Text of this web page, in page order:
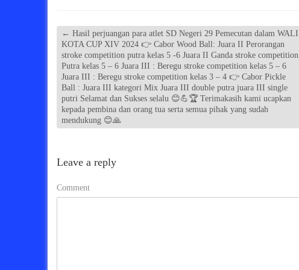
← Hasil perjuangan para atlet SD Negeri 29 Pemecutan dalam WALI
KOTA CUP XIV 2024 👉 Cabor Wood Ball: Juara II Perorangan
stroke competition putra kelas 5 -6 Juara II Ganda stroke competition
Putra kelas 5 – 6 Juara III : Beregu stroke competition kelas 5 – 6
Juara III : Beregu stroke competition kelas 3 – 4 👉 Cabor Pickle
Ball : Juara III kategori Mix Juara III double putra juara III single
putri Selamat dan Sukses selalu 😊💪🏆 Terimakasih kami ucapkan
kepada pembina dan orang tua serta semua pihak yang sudah
mendukung 😊🙏
Leave a reply
Comment